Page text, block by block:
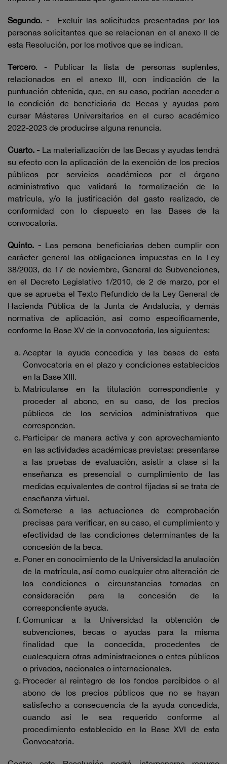
Segundo. - Excluir las solicitudes presentadas por las
personas solicitantes que se relacionan en el anexo II de
esta Resolución, por los motivos que se indican.
Tercero. - Publicar la lista de personas suplentes,
relacionados en el anexo III, con indicación de la
puntuación obtenida, que, en su caso, podrían acceder a
la condición de beneficiaria de Becas y ayudas para
cursar Másteres Universitarios en el curso académico
2022-2023 de producirse alguna renuncia.
Cuarto. - La materialización de las Becas y ayudas tendrá
su efecto con la aplicación de la exención de los precios
públicos por servicios académicos por el órgano
administrativo que validará la formalización de la
matrícula, y/o la justificación del gasto realizado, de
conformidad con lo dispuesto en las Bases de la
convocatoria.
Quinto. - Las persona beneficiarias deben cumplir con
carácter general las obligaciones impuestas en la Ley
38/2003, de 17 de noviembre, General de Subvenciones,
en el Decreto Legislativo 1/2010, de 2 de marzo, por el
que se aprueba el Texto Refundido de la Ley General de
Hacienda Pública de la Junta de Andalucía, y demás
normativa de aplicación, así como específicamente,
conforme la Base XV de la convocatoria, las siguientes:
Aceptar la ayuda concedida y las bases de esta
Convocatoria en el plazo y condiciones establecidos
en la Base XIII.
Matricularse en la titulación correspondiente y
proceder al abono, en su caso, de los precios
públicos de los servicios administrativos que
correspondan.
Participar de manera activa y con aprovechamiento
en las actividades académicas previstas: presentarse
a las pruebas de evaluación, asistir a clase si la
enseñanza es presencial o cumplimiento de las
medidas equivalentes de control fijadas si se trata de
enseñanza virtual.
Someterse a las actuaciones de comprobación
precisas para verificar, en su caso, el cumplimiento y
efectividad de las condiciones determinantes de la
concesión de la beca.
Poner en conocimiento de la Universidad la anulación
de la matrícula, así como cualquier otra alteración de
las condiciones o circunstancias tomadas en
consideración para la concesión de la
correspondiente ayuda.
Comunicar a la Universidad la obtención de
subvenciones, becas o ayudas para la misma
finalidad que la concedida, procedentes de
cualesquiera otras administraciones o entes públicos
o privados, nacionales o internacionales.
Proceder al reintegro de los fondos percibidos o al
abono de los precios públicos que no se hayan
satisfecho a consecuencia de la ayuda concedida,
cuando así le sea requerido conforme al
procedimiento establecido en la Base XVI de esta
Convocatoria.